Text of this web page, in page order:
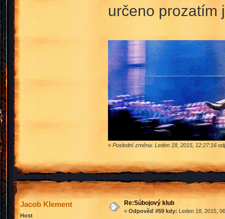
určeno prozatím
« Poslední změna: Leden 18, 2015, 12:27:16
Jacob Klement
Host
Re:Súbojový klub
« Odpověď #59 kdy: Leden 18, 2015,